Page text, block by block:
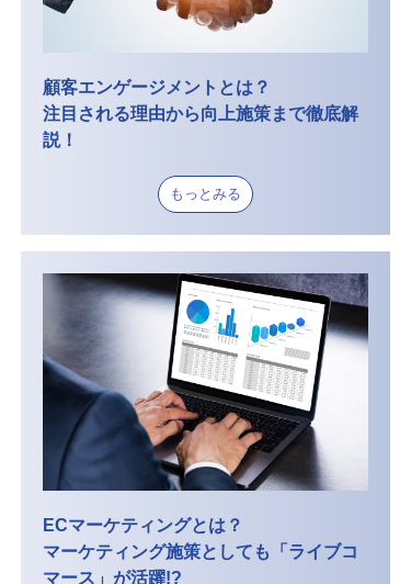
顧客エンゲージメントとは？
注目される理由から向上施策まで徹底解
説！
もっとみる
ECマーケティングとは？
マーケティング施策としても「ライブコ
マース」が活躍!?